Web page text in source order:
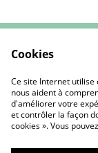
Cookies
Ce site Internet utilise
nous aident à
d'améliorer votre
et contrôler la façon
cookies ». Vous